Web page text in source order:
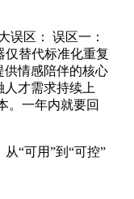
误区： 误区一：
替代标准化重复
供情感陪伴的核心
才需求持续上
。一年内就要回
“可用”到“可控”